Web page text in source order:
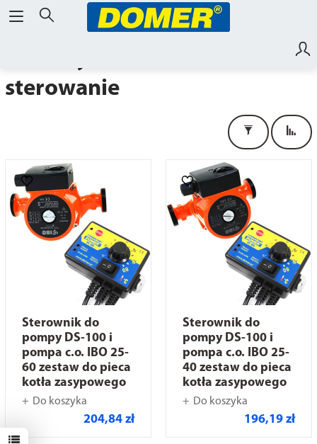
sterowanie
Sterownik do
pompy DS-100 i
pompa c.o. IBO 25-
60 zestaw do pieca
kotła zasypowego
Do koszyka
204,84 zł
Sterownik do
pompy DS-100 i
pompa c.o. IBO 25-
40 zestaw do pieca
kotła zasypowego
Do koszyka
196,19 zł